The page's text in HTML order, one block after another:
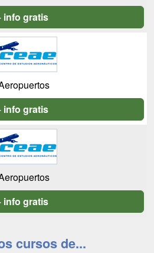
info gratis
info gratis
info gratis
cursos de...